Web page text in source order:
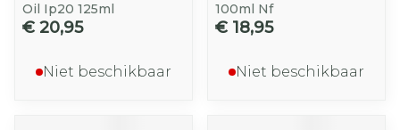
Oil Ip20 125ml
€ 20,95
Niet beschikbaar
100ml Nf
€ 18,95
Niet beschikbaar